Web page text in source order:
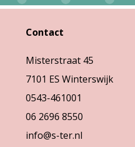
optie
op
Contact
Misterstraat 45
7101 ES Winterswijk
0543-461001
06 2696 8550
info@s-ter.nl